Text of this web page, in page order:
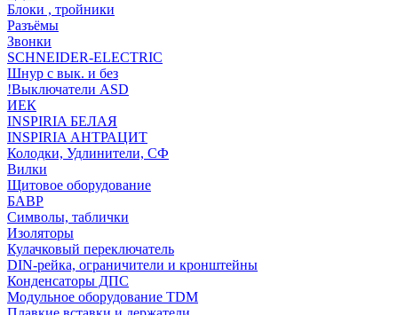
Блоки , тройники
Разъёмы
Звонки
SCHNEIDER-ELECTRIC
Шнур с вык. и без
!Выключатели ASD
ИЕК
INSPIRIA БЕЛАЯ
INSPIRIA АНТРАЦИТ
Колодки, Удлинители, СФ
Вилки
Щитовое оборудование
БАВР
Символы, таблички
Изоляторы
Кулачковый переключатель
DIN-рейка, ограничители и кронштейны
Конденсаторы ДПС
Модульное оборудование TDM